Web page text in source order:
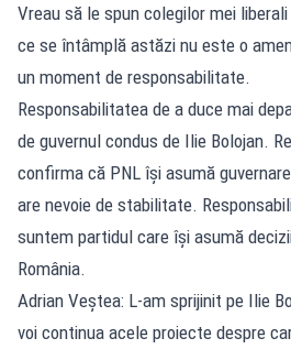
Vreau să le spun colegilor mei
ce se întâmplă astăzi nu este o
un moment de responsabilitate.
Responsabilitatea de a duce mai
de guvernul condus de Ilie Bolojan.
confirma că PNL își asumă
are nevoie de stabilitate.
suntem partidul care își asumă
România.
Adrian Veștea: L-am sprijinit pe Ilie
voi continua acele proiecte despre